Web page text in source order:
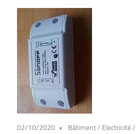
02/10/2020 Bâtiment/ Electricité/